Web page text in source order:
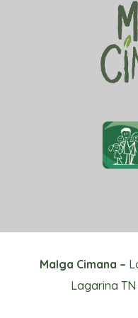
Malga Cimana –
Lagarina TN